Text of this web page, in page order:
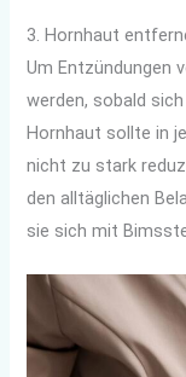
3. Hornhaut
Um Entzündungen
werden, sobald
Hornhaut sollte in
nicht zu stark
den alltäglichen
sie sich mit